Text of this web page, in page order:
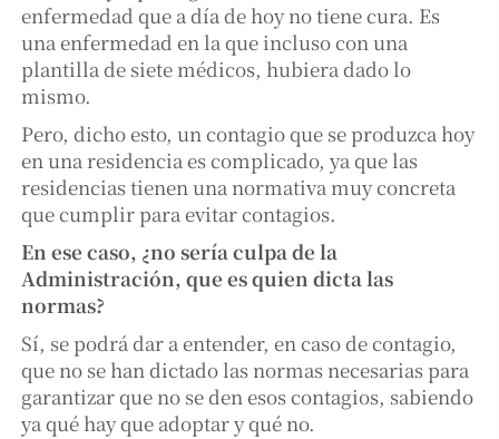
enfermedad que a día de hoy no tiene cura. Es
una enfermedad en la que incluso con una
plantilla de siete médicos, hubiera dado lo
mismo.
Pero, dicho esto, un contagio que se produzca hoy
en una residencia es complicado, ya que las
residencias tienen una normativa muy concreta
que cumplir para evitar contagios.
En ese caso, ¿no sería culpa de la
Administración, que es quien dicta las
normas?
Sí, se podrá dar a entender, en caso de contagio,
que no se han dictado las normas necesarias para
garantizar que no se den esos contagios, sabiendo
ya qué hay que adoptar y qué no.